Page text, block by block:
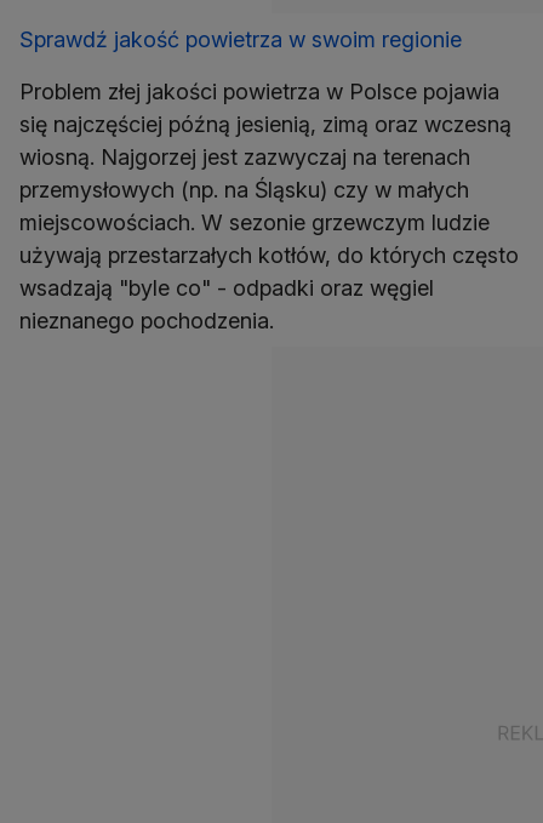
Sprawdź jakość powietrza w swoim regionie
Problem złej jakości powietrza w Polsce pojawia
się najczęściej późną jesienią, zimą oraz wczesną
wiosną. Najgorzej jest zazwyczaj na terenach
przemysłowych (np. na Śląsku) czy w małych
miejscowościach. W sezonie grzewczym ludzie
używają przestarzałych kotłów, do których często
wsadzają "byle co" - odpadki oraz węgiel
nieznanego pochodzenia.